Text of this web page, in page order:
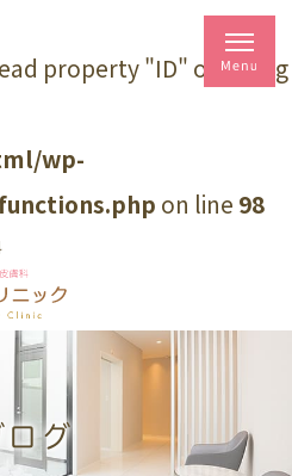
property "ID" on string
wp-
on line 98
ログ